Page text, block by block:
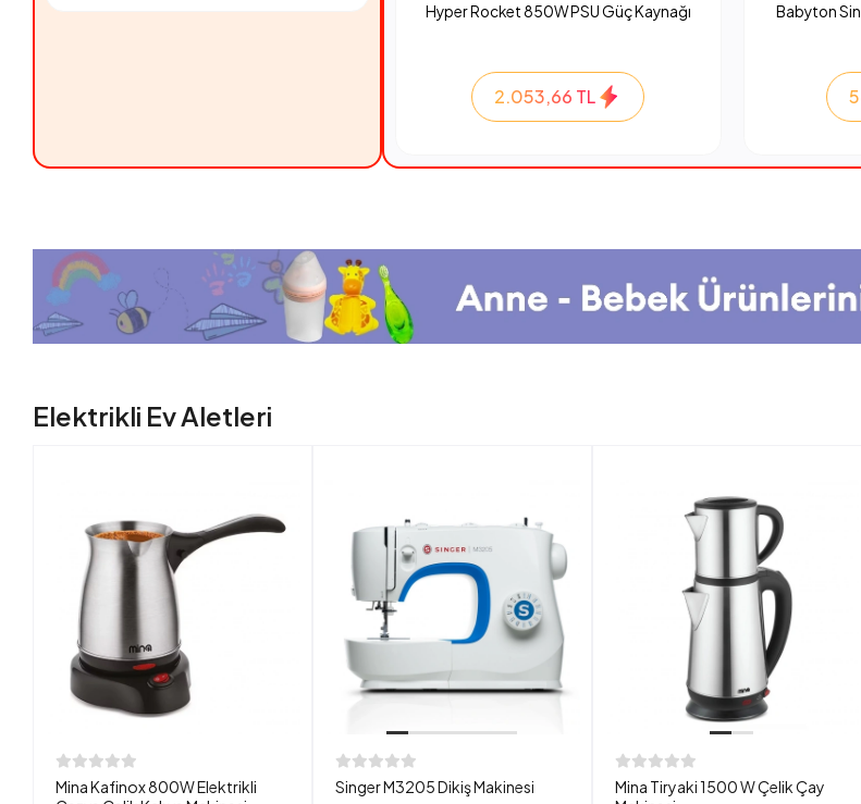
Hyper Rocket 850W PSU Güç Kaynağı
2.053,66 TL
Babyton
Elektrikli Ev Aletleri
Mina Kafinox 800W Elektrikli
Singer M3205 Dikiş Makinesi
Mina Tiryaki 1500 W Çelik Çay